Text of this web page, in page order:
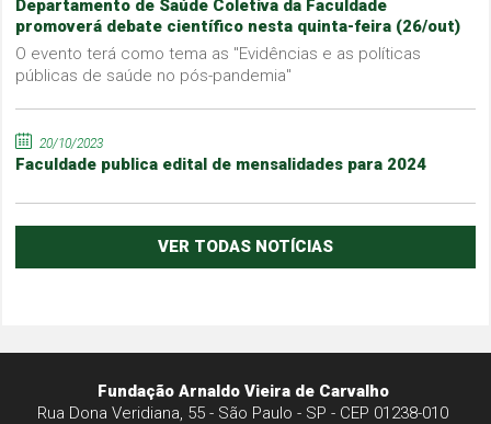
Departamento de Saúde Coletiva da Faculdade
promoverá debate científico nesta quinta-feira (26/out)
O evento terá como tema as "Evidências e as políticas
públicas de saúde no pós-pandemia"
20/10/2023
Faculdade publica edital de mensalidades para 2024
VER TODAS NOTÍCIAS
Fundação Arnaldo Vieira de Carvalho
Rua Dona Veridiana, 55 - São Paulo - SP - CEP 01238-010